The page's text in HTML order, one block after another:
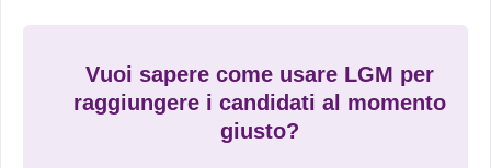
Vuoi sapere come usare LGM per
raggiungere i candidati al momento
giusto?